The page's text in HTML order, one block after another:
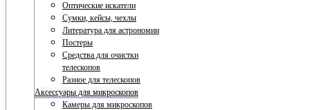
Оптические искатели
Сумки, кейсы, чехлы
Литература для астрономии
Постеры
Средства для очистки
телескопов
Разное для телескопов
Аксессуары для микроскопов
Камеры для микроскопов